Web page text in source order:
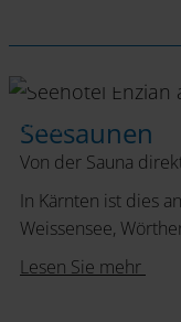
Seehotel
Enzian
Seesaunen
Von der Sauna
In Kärnten ist dies
Weissensee,
Lesen Sie mehr